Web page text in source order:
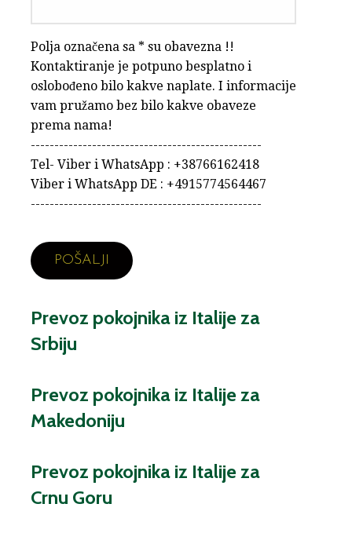
Polja označena sa * su obavezna !!
Kontaktiranje je potpuno besplatno i
oslobođeno bilo kakve naplate. I informacije
vam pružamo bez bilo kakve obaveze
prema nama!
-------------------------------------------------
Tel- Viber i WhatsApp : +38766162418
Viber i WhatsApp DE : +4915774564467
-------------------------------------------------
Prevoz pokojnika iz Italije za
Srbiju
Prevoz pokojnika iz Italije za
Makedoniju
Prevoz pokojnika iz Italije za
Crnu Goru